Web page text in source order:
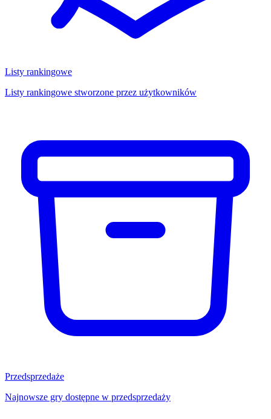
Listy rankingowe
Listy rankingowe stworzone przez użytkowników
Przedsprzedaże
Najnowsze gry dostępne w przedsprzedaży